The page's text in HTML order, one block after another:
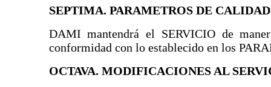
SEPTIMA. PARAMETROS DE CALIDAD
DAMI mantendrá el SERVICIO de
conformidad con lo establecido en los
OCTAVA. MODIFICACIONES AL